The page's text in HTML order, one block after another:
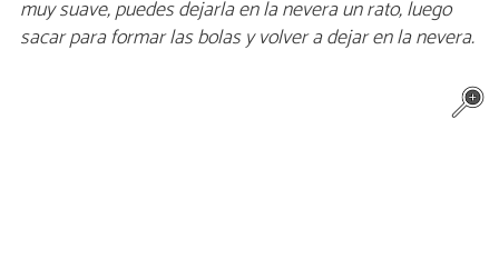
muy suave, puedes dejarla en la nevera un rato, luego
sacar para formar las bolas y volver a dejar en la nevera.